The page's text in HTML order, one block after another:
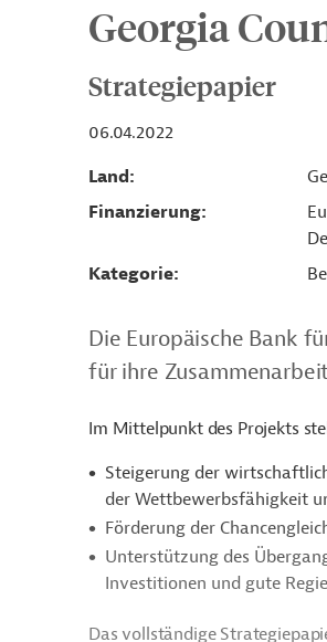
Georgia
Strategiepapier
06.04.2022
Land
Finanzierung
Kategorie
Die Europäische Bank
für ihre
Im Mittelpunkt des Projekts
Steigerung der
der Wettbewerbsfähigkeit
Förderung der
Unterstützung des
Investitionen und gute
Das vollständige